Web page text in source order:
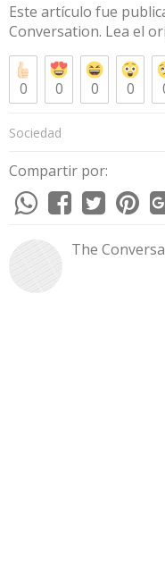
Este artículo fue
Conversation. Lea el
0 0 0 0
Sociedad
Compartir por:
The